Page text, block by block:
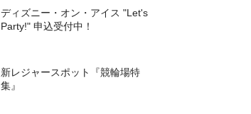
ディズニー・オン・アイス "Let's
Party!" 申込受付中！
新レジャースポット『競輪場特
集』